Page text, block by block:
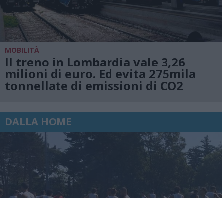
MOBILITÀ
Il treno in Lombardia vale 3,26
milioni di euro. Ed evita 275mila
tonnellate di emissioni di CO2
DALLA HOME